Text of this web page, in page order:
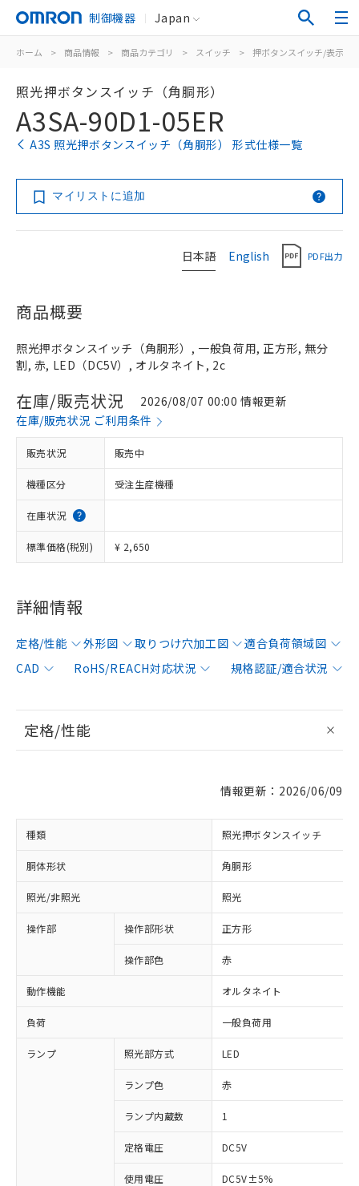
制御機器 Japan
ホーム > 商品情報 > 商品カテゴリ > スイッチ > 押ボタンスイッチ/表示灯
照光押ボタンスイッチ（角胴形）
A3SA-90D1-05ER
A3S 照光押ボタンスイッチ（角胴形） 形式仕様一覧
マイリストに追加
日本語 English PDF出力
商品概要
照光押ボタンスイッチ（角胴形）, 一般負荷用, 正方形, 無分
割, 赤, LED（DC5V）, オルタネイト, 2c
在庫/販売状況
2026/08/07 00:00 情報更新
在庫/販売状況 ご利用条件
販売状況 販売中
機種区分 受注生産機種
在庫状況
標準価格(税別) ¥ 2,650
詳細情報
定格/性能 外形図 取りつけ穴加工図
適合負荷領域図
CAD
RoHS/REACH対応状況 規格認証/適合状況
定格/性能
情報更新：2026/06/09
種類 照光押ボタンスイッチ
胴体形状 角胴形
照光/非照光 照光
操作部 操作部形状 正方形
操作部色 赤
動作機能 オルタネイト
負荷 一般負荷用
ランプ 照光部方式 LED
ランプ色 赤
ランプ内蔵数 1
定格電圧 DC5V
使用電圧 DC5V±5%